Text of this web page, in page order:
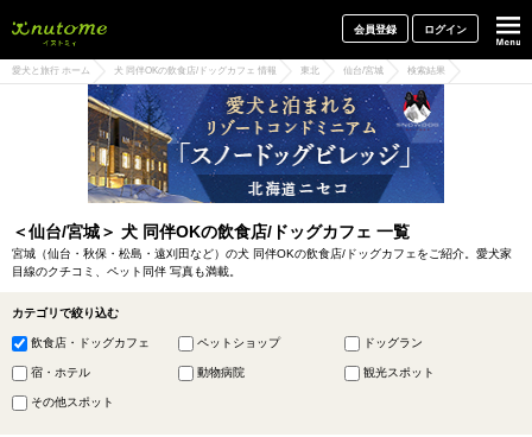
会員登録 ログイン
愛犬と旅行 ホーム 犬 同伴OKの飲食店/ドッグカフェ 情報 東北 仙台/宮城 検索結果
＜仙台/宮城＞ 犬 同伴OKの飲食店/ドッグカフェ 一覧
宮城（仙台・秋保・松島・遠刈田など）の犬 同伴OKの飲食店/ドッグカフェをご紹介。愛犬家
目線のクチコミ、ペット同伴 写真も満載。
カテゴリで絞り込む
飲食店・ドッグカフェ ペットショップ ドッグラン
宿・ホテル 動物病院 観光スポット
その他スポット